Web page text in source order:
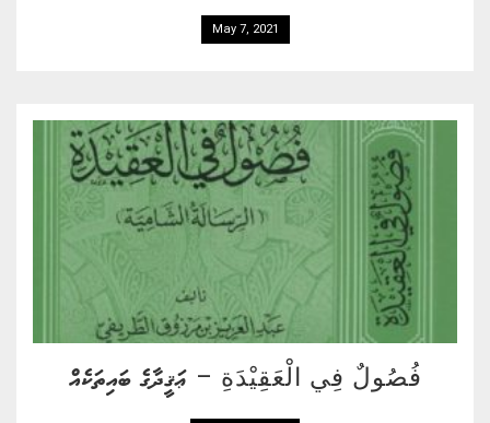
May 7, 2021
فُصُولٌ فِي الْعَقِيْدَةِ – ޢަޤީދާގެ ބައިތަކެއް